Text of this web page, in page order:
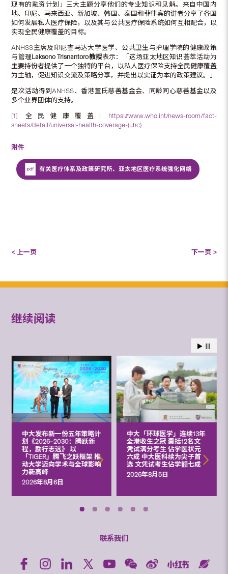
现有的融资计划」三大主题分享他们的专业知识和见解。来自中国内
地、印尼、马来西亚、新加坡、韩国、泰国和菲律宾的讲者分享了各国
如何发展私人医疗保险，以及其与公共医疗保险系统如何互相配合，以
实现全民健康覆盖的目标。
ANHSS主席及印尼查马达大学医学、公共卫生与护理学院的健康政策
与管理Laksono Trisnantoro教授表示：「这场亚太地区知识荟萃活动为
主要持份者提供了一个独特的平台，以私人医疗保险支持全民健康覆盖
为主轴，促进知识交流及策略分享，并提出以实证为本的政策建议。」
是次活动得到ANHSS、香港董氏慈善基金会、同龄同心慈善基金以及
多个业界团体的支持。
[1] 全民健康覆盖: https://www.who.int/news-room/fact-
sheets/detail/universal-health-coverage-(uhc)
附件
有关医疗体系及政策研究所、亚太地区医疗系统强化网络
< 上一页 下一页 >
继续阅读
中大发布新一份五年策略计
划《2026‒2030：腾跃新
程，励行志远》 以
「TIGER」腾飞之跃框架 推
动大学迈向学术与全球影响
力新高峰
2026年8月6日
中大「环球医学」连续13年
全港收生之冠 囊括12名文
凭试满分考生 佔学医状元
六成 中大医科续为尖子首
选 文凭试考生佔学额七成
2026年8月5日
联系我们